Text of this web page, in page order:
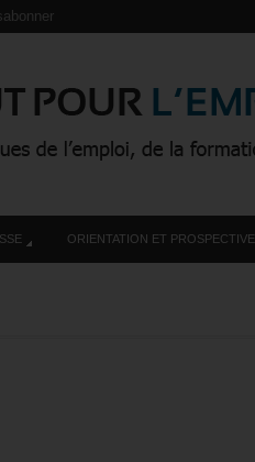
ORIENTATION ET PROSPECTIVE